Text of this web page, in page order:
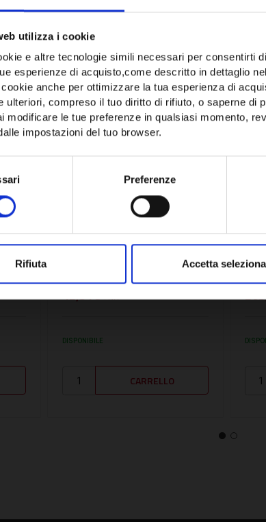
utilizza i cookie
e altre tecnologie simili necessari per consentirti
esperienze di acquisto,come descritto in dettaglio
anche per ottimizzare la tua esperienza di
ulteriori, compreso il tuo diritto di rifiuto, o saperne di
modificare le tue preferenze in qualsiasi momento,
impostazioni del tuo browser.
Preferenze
Rifiuta Accetta
DISPOSITIVO
RIEMPIMENTO - SD51746
42,51€+ IVA
DISPONIBILE